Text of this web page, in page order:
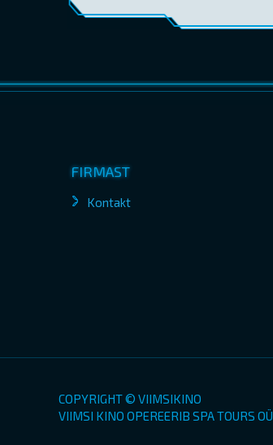
FIRMAST
Kontakt
COPYRIGHT © VIIMSIKINO
VIIMSI KINO OPEREERIB SPA TOURS OÜ